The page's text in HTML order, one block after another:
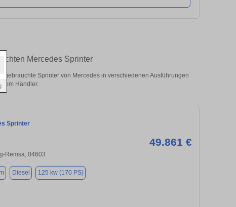
Mercedes Sprinter
Sprinter von Mercedes in verschiedenen Ausführungen
vom Händler.
Sprinter
49.861 €
Remsa, 04603
Diesel 125 kw (170 PS)